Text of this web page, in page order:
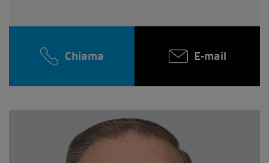
Chiama E-mail